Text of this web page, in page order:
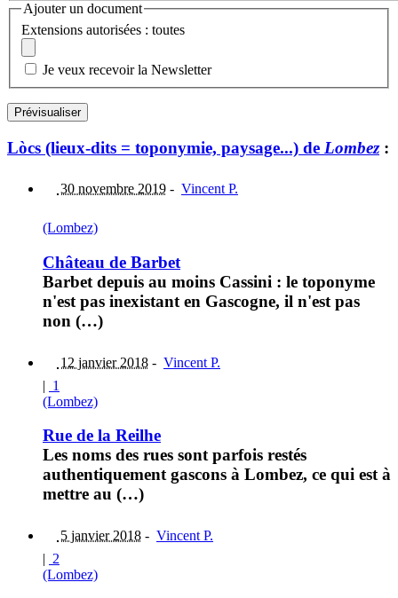
Ajouter un document
Extensions autorisées : toutes
Je veux recevoir la Newsletter
Lòcs (lieux-dits = toponymie, paysage...) de Lombez:
30 novembre 2019 - Vincent P.
(Lombez)
Château de Barbet
Barbet depuis au moins Cassini : le toponyme
n'est pas inexistant en Gascogne, il n'est pas
non (…)
12 janvier 2018 - Vincent P.
| 1
(Lombez)
Rue de la Reilhe
Les noms des rues sont parfois restés
authentiquement gascons à Lombez, ce qui est à
mettre au (…)
5 janvier 2018 - Vincent P.
| 2
(Lombez)